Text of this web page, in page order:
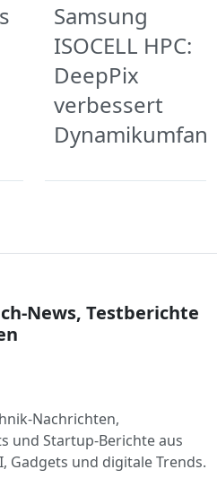
Samsung
ISOCELL HPC:
DeepPix
verbessert
News, Testberichte
Nachrichten,
und Startup-Berichte aus
Gadgets und digitale Trends.